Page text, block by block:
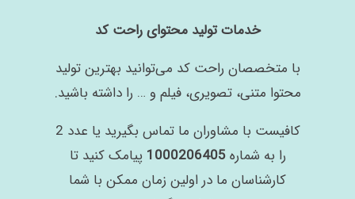
خدمات تولید محتوای راحت کد
با متخصصان راحت کد می‌توانید بهترین تولید
محتوا متنی، تصویری، فیلم و … را داشته باشید.
کافیست با مشاوران ما تماس بگیرید یا عدد 2
را به شماره1000206405پیامک کنید تا
کارشناسان ما در اولین زمان ممکن با شما